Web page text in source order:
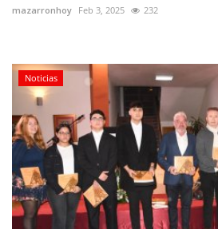
mazarronhoy Feb 3, 2025 232
Noticias